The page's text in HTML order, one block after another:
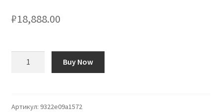
₽18,888.00
collegamento
Buy Now
Артикул: 9322e09a1572